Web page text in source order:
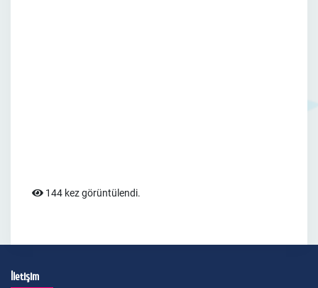
144 kez görüntülendi.
İletişim